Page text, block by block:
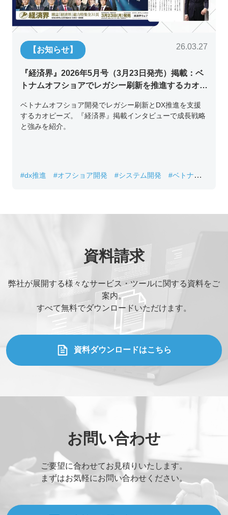
【お知らせ】 26.03.27
『経済界』2026年5月号（3月23日発売）掲載：ベ
トナムオフショアでレガシー刷新を推進するカオピ
ベトナムオフショア開発でレガシー刷新とDX推進を支援
するカオピーズ。『経済界』掲載インタビューで成長戦略
と強みを紹介。
#dx推進 #オフショア開発 #システム開発
#ベトナムIT
資料請求
弊社が展開する様々なサービス・ツールに関する資料をご
案内。
すべて無料でダウンロードいただけます。
資料ダウンロードはこちら
お問い合わせ
ご要望に合わせてお見積りいたします。
まずはお気軽にお問い合わせください。